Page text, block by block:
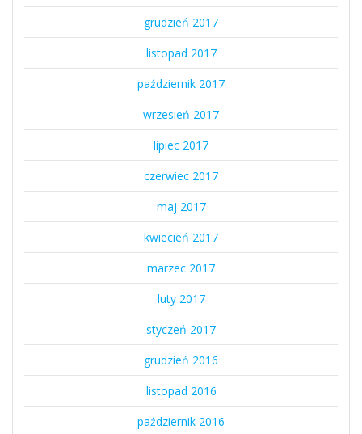
grudzień 2017
listopad 2017
październik 2017
wrzesień 2017
lipiec 2017
czerwiec 2017
maj 2017
kwiecień 2017
marzec 2017
luty 2017
styczeń 2017
grudzień 2016
listopad 2016
październik 2016